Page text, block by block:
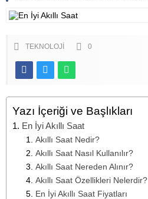
TEKNOLOJİ 0
Yazı İçeriği ve Başlıkları
En İyi Akıllı Saat
Akıllı Saat Nedir?
Akıllı Saat Nasıl Kullanılır?
Akıllı Saat Nereden Alınır?
Akıllı Saat Özellikleri Nelerdir?
En İyi Akıllı Saat Fiyatları